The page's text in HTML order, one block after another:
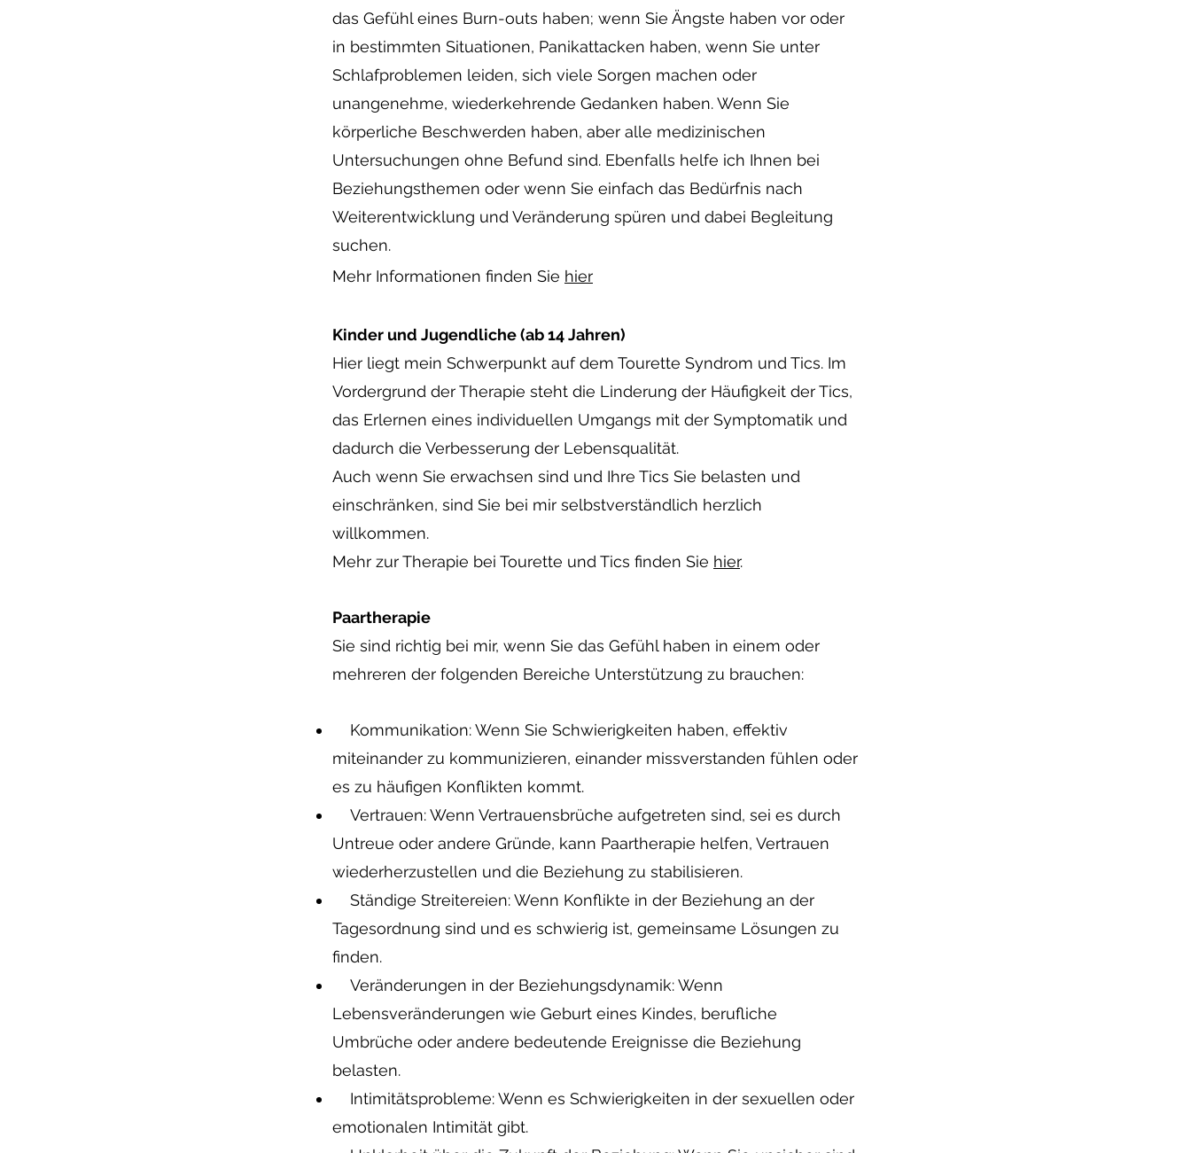
das Gefühl eines Burn-outs haben; wenn Sie Ängste haben vor oder
in bestimmten Situationen, Panikattacken haben, wenn Sie unter
Schlafproblemen leiden, sich viele Sorgen machen oder
unangenehme, wiederkehrende Gedanken haben. Wenn Sie
körperliche Beschwerden haben, aber alle medizinischen
Untersuchungen ohne Befund sind. Ebenfalls helfe ich Ihnen bei
Beziehungsthemen oder wenn Sie einfach das Bedürfnis nach
Weiterentwicklung und Veränderung spüren und dabei Begleitung
suchen.
Mehr Informationen finden Sie hier
Kinder und Jugendliche (ab 14 Jahren)
Hier liegt mein Schwerpunkt auf dem Tourette Syndrom und Tics. Im
Vordergrund der Therapie steht die Linderung der Häufigkeit der Tics,
das Erlernen eines individuellen Umgangs mit der Symptomatik und
dadurch die Verbesserung der Lebensqualität.
Auch wenn Sie erwachsen sind und Ihre Tics Sie belasten und
einschränken, sind Sie bei mir selbstverständlich herzlich
willkommen.
Mehr zur Therapie bei Tourette und Tics finden Sie hier.
Paartherapie
Sie sind richtig bei mir, wenn Sie das Gefühl haben in einem oder
mehreren der folgenden Bereiche Unterstützung zu brauchen:
Kommunikation: Wenn Sie Schwierigkeiten haben, effektiv
miteinander zu kommunizieren, einander missverstanden fühlen oder
es zu häufigen Konflikten kommt.
Vertrauen: Wenn Vertrauensbrüche aufgetreten sind, sei es durch
Untreue oder andere Gründe, kann Paartherapie helfen, Vertrauen
wiederherzustellen und die Beziehung zu stabilisieren.
Ständige Streitereien: Wenn Konflikte in der Beziehung an der
Tagesordnung sind und es schwierig ist, gemeinsame Lösungen zu
finden.
Veränderungen in der Beziehungsdynamik: Wenn
Lebensveränderungen wie Geburt eines Kindes, berufliche
Umbrüche oder andere bedeutende Ereignisse die Beziehung
belasten.
Intimitätsprobleme: Wenn es Schwierigkeiten in der sexuellen oder
emotionalen Intimität gibt.